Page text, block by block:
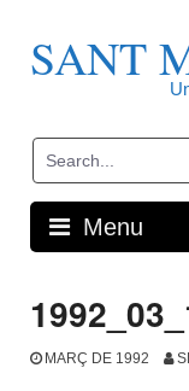
contentSANT
Menu
MARÇ DE 1992